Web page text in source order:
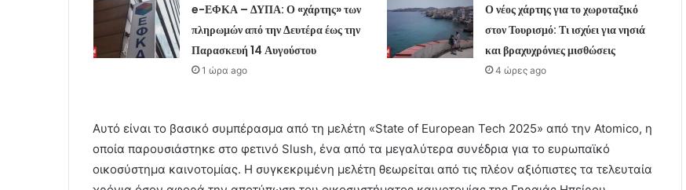
e-ΕΦΚΑ – ΔΥΠΑ: Ο «χάρτης» των
πληρωμών από την Δευτέρα έως την
Παρασκευή 14 Αυγούστου
1 ώρα ago
Ο νέος χάρτης για το χωροταξικό
στον Τουρισμό: Τι ισχύει για νησιά
και βραχυχρόνιες μισθώσεις
4 ώρες ago
Αυτό είναι το βασικό συμπέρασμα από τη μελέτη «State of European Tech 2025» από την Atomico, η
οποία παρουσιάστηκε στο φετινό Slush, ένα από τα μεγαλύτερα συνέδρια για το ευρωπαϊκό
οικοσύστημα καινοτομίας. Η συγκεκριμένη μελέτη θεωρείται από τις πλέον αξιόπιστες τα τελευταία